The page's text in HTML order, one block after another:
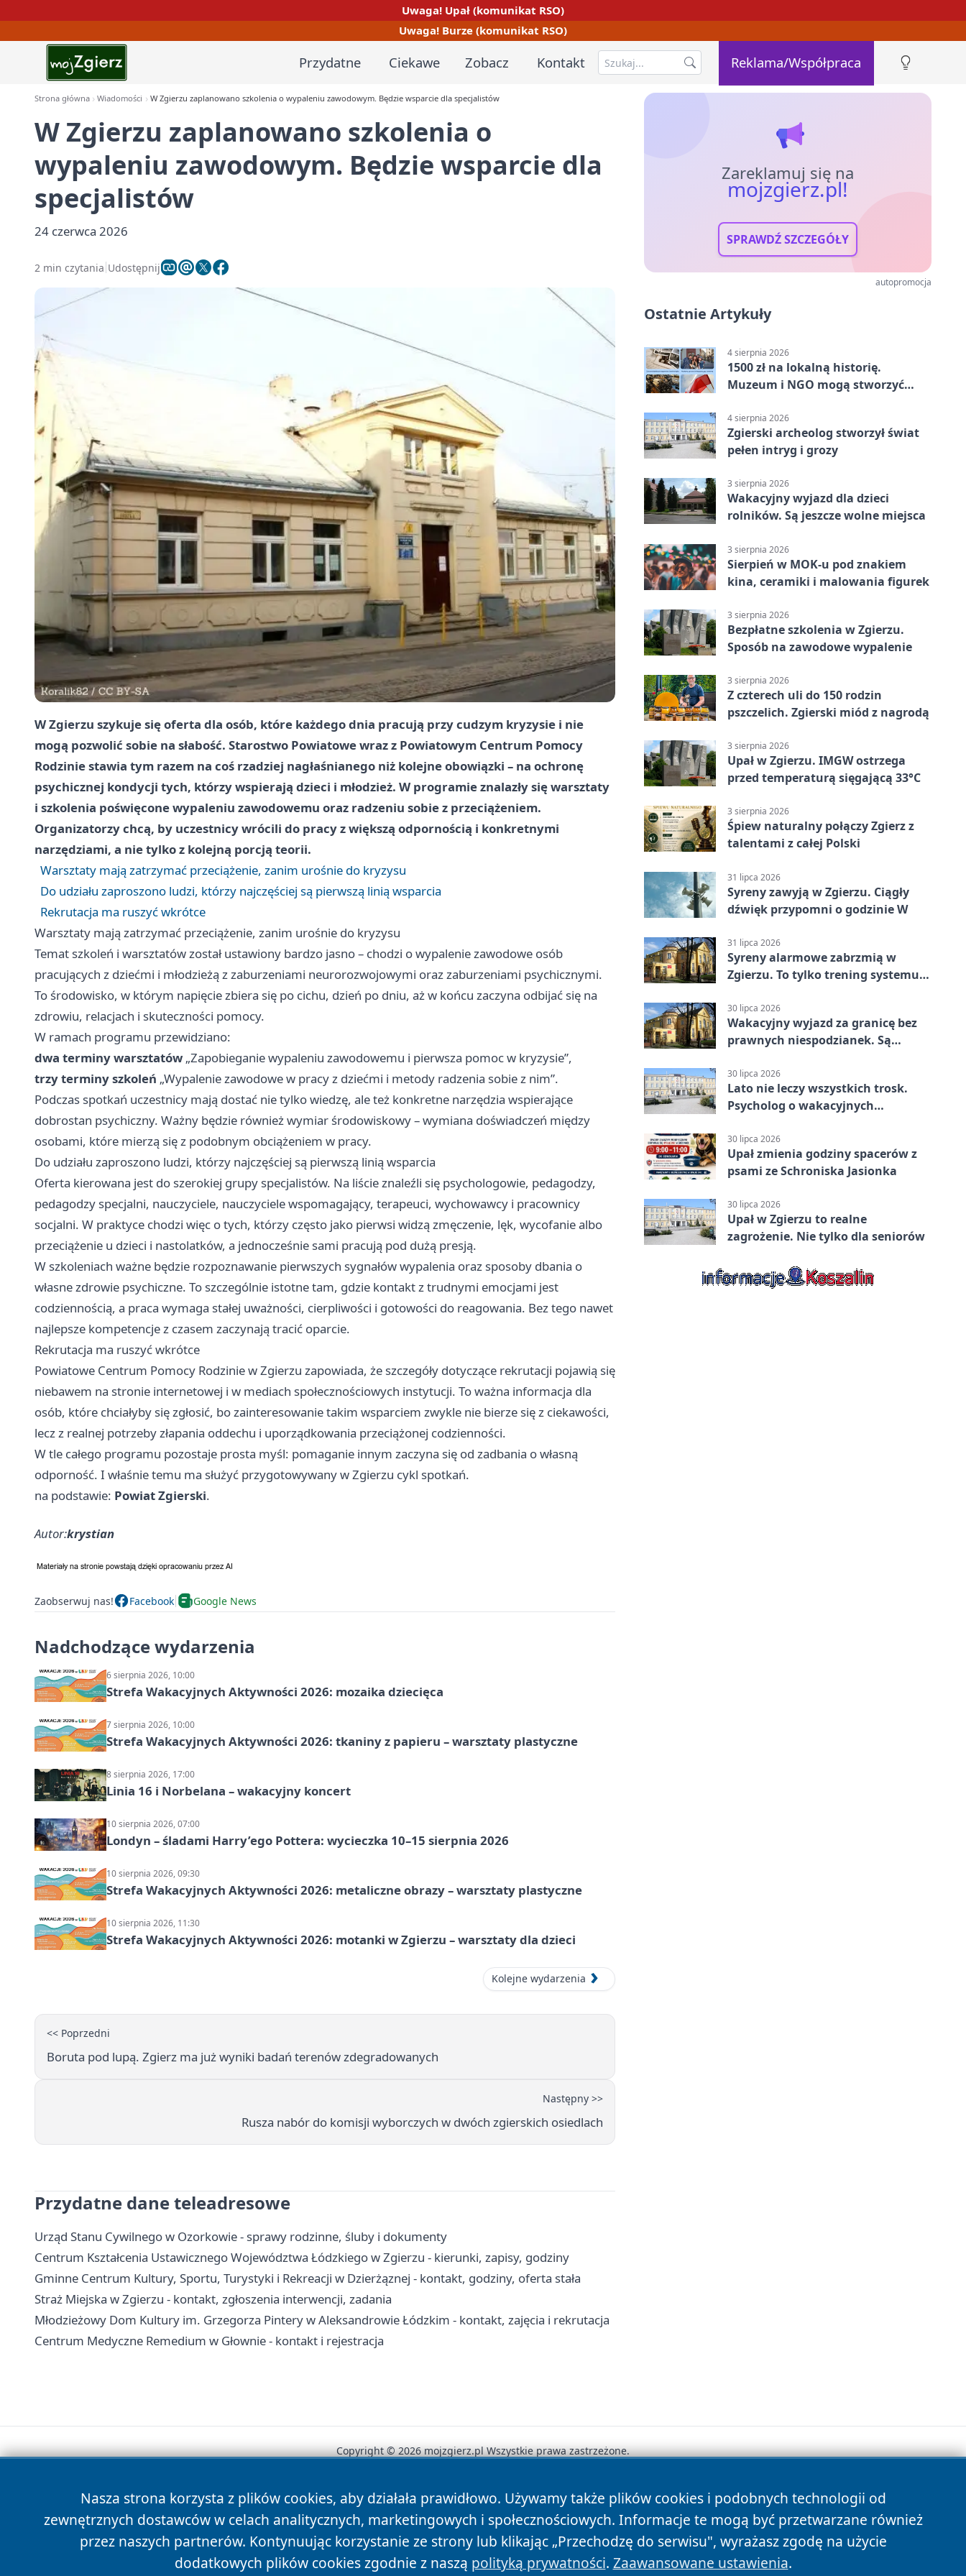
Uwaga! Upał (komunikat RSO)
Uwaga! Burze (komunikat RSO)
Przydatne Ciekawe Zobacz Kontakt Reklama/Współpraca
Strona główna Wiadomości W Zgierzu zaplanowano szkolenia o wypaleniu zawodowym. Będzie wsparcie dla specjalistów
W Zgierzu zaplanowano szkolenia o
wypaleniu zawodowym. Będzie wsparcie dla
specjalistów
24 czerwca 2026
2 min czytania Udostępnij
W Zgierzu szykuje się oferta dla osób, które każdego dnia pracują przy cudzym kryzysie i nie
mogą pozwolić sobie na słabość. Starostwo Powiatowe wraz z Powiatowym Centrum Pomocy
Rodzinie stawia tym razem na coś rzadziej nagłaśnianego niż kolejne obowiązki – na ochronę
psychicznej kondycji tych, którzy wspierają dzieci i młodzież. W programie znalazły się warsztaty
i szkolenia poświęcone wypaleniu zawodowemu oraz radzeniu sobie z przeciążeniem.
Organizatorzy chcą, by uczestnicy wrócili do pracy z większą odpornością i konkretnymi
narzędziami, a nie tylko z kolejną porcją teorii.
Warsztaty mają zatrzymać przeciążenie, zanim urośnie do kryzysu
Do udziału zaproszono ludzi, którzy najczęściej są pierwszą linią wsparcia
Rekrutacja ma ruszyć wkrótce
Warsztaty mają zatrzymać przeciążenie, zanim urośnie do kryzysu
Temat szkoleń i warsztatów został ustawiony bardzo jasno – chodzi o wypalenie zawodowe osób
pracujących z dziećmi i młodzieżą z zaburzeniami neurorozwojowymi oraz zaburzeniami psychicznymi.
To środowisko, w którym napięcie zbiera się po cichu, dzień po dniu, aż w końcu zaczyna odbijać się na
zdrowiu, relacjach i skuteczności pomocy.
W ramach programu przewidziano:
dwa terminy warsztatów „Zapobieganie wypaleniu zawodowemu i pierwsza pomoc w kryzysie”,
trzy terminy szkoleń „Wypalenie zawodowe w pracy z dziećmi i metody radzenia sobie z nim”.
Podczas spotkań uczestnicy mają dostać nie tylko wiedzę, ale też konkretne narzędzia wspierające
dobrostan psychiczny. Ważny będzie również wymiar środowiskowy – wymiana doświadczeń między
osobami, które mierzą się z podobnym obciążeniem w pracy.
Do udziału zaproszono ludzi, którzy najczęściej są pierwszą linią wsparcia
Oferta kierowana jest do szerokiej grupy specjalistów. Na liście znaleźli się psychologowie, pedagodzy,
pedagodzy specjalni, nauczyciele, nauczyciele wspomagający, terapeuci, wychowawcy i pracownicy
socjalni. W praktyce chodzi więc o tych, którzy często jako pierwsi widzą zmęczenie, lęk, wycofanie albo
przeciążenie u dzieci i nastolatków, a jednocześnie sami pracują pod dużą presją.
W szkoleniach ważne będzie rozpoznawanie pierwszych sygnałów wypalenia oraz sposoby dbania o
własne zdrowie psychiczne. To szczególnie istotne tam, gdzie kontakt z trudnymi emocjami jest
codziennością, a praca wymaga stałej uważności, cierpliwości i gotowości do reagowania. Bez tego nawet
najlepsze kompetencje z czasem zaczynają tracić oparcie.
Rekrutacja ma ruszyć wkrótce
Powiatowe Centrum Pomocy Rodzinie w Zgierzu zapowiada, że szczegóły dotyczące rekrutacji pojawią się
niebawem na stronie internetowej i w mediach społecznościowych instytucji. To ważna informacja dla
osób, które chciałyby się zgłosić, bo zainteresowanie takim wsparciem zwykle nie bierze się z ciekawości,
lecz z realnej potrzeby złapania oddechu i uporządkowania przeciążonej codzienności.
W tle całego programu pozostaje prosta myśl: pomaganie innym zaczyna się od zadbania o własną
odporność. I właśnie temu ma służyć przygotowywany w Zgierzu cykl spotkań.
na podstawie: Powiat Zgierski.
Autor:krystian
Zaobserwuj nas! Facebook Google News
Nadchodzące wydarzenia
6 sierpnia 2026, 10:00
Strefa Wakacyjnych Aktywności 2026: mozaika dziecięca
7 sierpnia 2026, 10:00
Strefa Wakacyjnych Aktywności 2026: tkaniny z papieru – warsztaty plastyczne
8 sierpnia 2026, 17:00
Linia 16 i Norbelana – wakacyjny koncert
10 sierpnia 2026, 07:00
Londyn – śladami Harry’ego Pottera: wycieczka 10–15 sierpnia 2026
10 sierpnia 2026, 09:30
Strefa Wakacyjnych Aktywności 2026: metaliczne obrazy – warsztaty plastyczne
10 sierpnia 2026, 11:30
Strefa Wakacyjnych Aktywności 2026: motanki w Zgierzu – warsztaty dla dzieci
Kolejne wydarzenia
<< Poprzedni
Boruta pod lupą. Zgierz ma już wyniki badań terenów zdegradowanych
Następny >>
Rusza nabór do komisji wyborczych w dwóch zgierskich osiedlach
Przydatne dane teleadresowe
Urząd Stanu Cywilnego w Ozorkowie - sprawy rodzinne, śluby i dokumenty
Centrum Kształcenia Ustawicznego Województwa Łódzkiego w Zgierzu - kierunki, zapisy, godziny
Gminne Centrum Kultury, Sportu, Turystyki i Rekreacji w Dzierżąznej - kontakt, godziny, oferta stała
Straż Miejska w Zgierzu - kontakt, zgłoszenia interwencji, zadania
Młodzieżowy Dom Kultury im. Grzegorza Pintery w Aleksandrowie Łódzkim - kontakt, zajęcia i rekrutacja
Centrum Medyczne Remedium w Głownie - kontakt i rejestracja
Zareklamuj się na
mojzgierz.pl!
SPRAWDŹ SZCZEGÓŁY
autopromocja
Ostatnie Artykuły
4 sierpnia 2026
1500 zł na lokalną historię.
Muzeum i NGO mogą stworzyć
4 sierpnia 2026
Zgierski archeolog stworzył świat
pełen intryg i grozy
3 sierpnia 2026
Wakacyjny wyjazd dla dzieci
rolników. Są jeszcze wolne miejsca
3 sierpnia 2026
Sierpień w MOK-u pod znakiem
kina, ceramiki i malowania figurek
3 sierpnia 2026
Bezpłatne szkolenia w Zgierzu.
Sposób na zawodowe wypalenie
3 sierpnia 2026
Z czterech uli do 150 rodzin
pszczelich. Zgierski miód z nagrodą
3 sierpnia 2026
Upał w Zgierzu. IMGW ostrzega
przed temperaturą sięgającą 33°C
3 sierpnia 2026
Śpiew naturalny połączy Zgierz z
talentami z całej Polski
31 lipca 2026
Syreny zawyją w Zgierzu. Ciągły
dźwięk przypomni o godzinie W
31 lipca 2026
Syreny alarmowe zabrzmią w
Zgierzu. To tylko trening systemu
30 lipca 2026
Wakacyjny wyjazd za granicę bez
prawnych niespodzianek. Są
30 lipca 2026
Lato nie leczy wszystkich trosk.
Psycholog o wakacyjnych
30 lipca 2026
Upał zmienia godziny spacerów z
psami ze Schroniska Jasionka
30 lipca 2026
Upał w Zgierzu to realne
zagrożenie. Nie tylko dla seniorów
Nasza strona korzysta z plików cookies, aby działała prawidłowo. Używamy także plików cookies i podobnych technologii od
zewnętrznych dostawców w celach analitycznych, marketingowych i społecznościowych. Informacje te mogą być przetwarzane również
przez naszych partnerów. Kontynuując korzystanie ze strony lub klikając „Przechodzę do serwisu", wyrażasz zgodę na użycie
dodatkowych plików cookies zgodnie z naszą polityką prywatności. Zaawansowane ustawienia.
Copyright © 2026 mojzgierz.pl Wszystkie prawa zastrzeżone.
News Autorzy Polityka Prywatności Polityka Cookies